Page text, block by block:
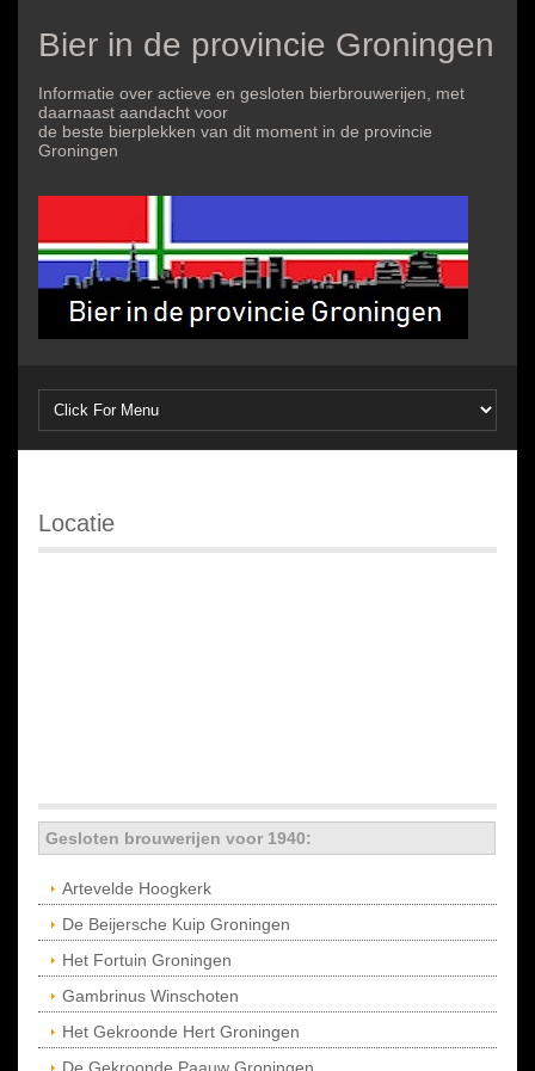
Bier in de provincie Groningen
Informatie over actieve en gesloten bierbrouwerijen, met
daarnaast aandacht voor
de beste bierplekken van dit moment in de provincie
Groningen
Locatie
Gesloten brouwerijen voor 1940:
Artevelde Hoogkerk
De Beijersche Kuip Groningen
Het Fortuin Groningen
Gambrinus Winschoten
Het Gekroonde Hert Groningen